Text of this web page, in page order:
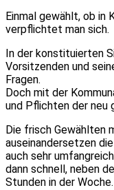
Einmal gewählt, ob in
verpflichtet man sich.
In der konstituierten
Vorsitzenden und
Fragen.
Doch mit der
und Pflichten der neu
Die frisch Gewählten
auseinandersetzen
auch sehr
dann schnell, neben
Stunden in der Woche.